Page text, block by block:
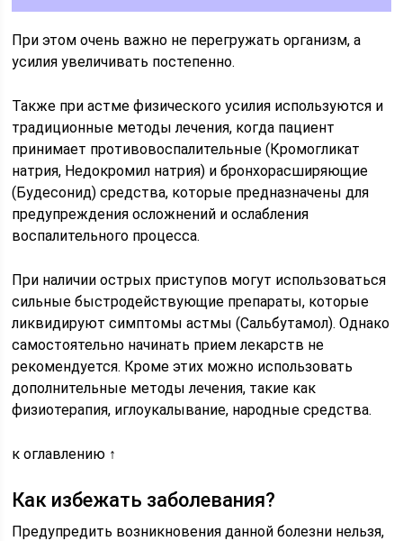
При этом очень важно не перегружать организм, а
усилия увеличивать постепенно.
Также при астме физического усилия используются и
традиционные методы лечения, когда пациент
принимает противовоспалительные (Кромогликат
натрия, Недокромил натрия) и бронхорасширяющие
(Будесонид) средства, которые предназначены для
предупреждения осложнений и ослабления
воспалительного процесса.
При наличии острых приступов могут использоваться
сильные быстродействующие препараты, которые
ликвидируют симптомы астмы (Сальбутамол). Однако
самостоятельно начинать прием лекарств не
рекомендуется. Кроме этих можно использовать
дополнительные методы лечения, такие как
физиотерапия, иглоукалывание, народные средства.
к оглавлению ↑
Как избежать заболевания?
Предупредить возникновения данной болезни нельзя,